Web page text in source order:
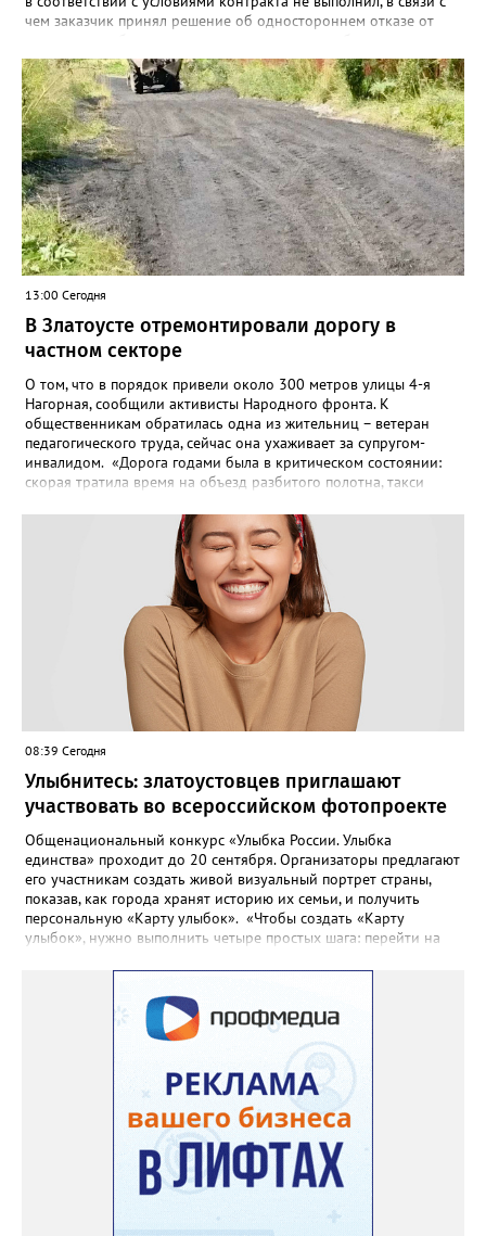
чем заказчик принял решение об одностороннем отказе от
Челябинском УФАС. Антимонопольная служба приняла
решение включить ООО «ПИАЛ» в реестр недобросовестных
поставщиков. В чёрном списке уфимский подрядчик будет два
года.
13:00 Сегодня
В Златоусте отремонтировали дорогу в
частном секторе
О том, что в порядок привели около 300 метров улицы 4-я
Нагорная, сообщили активисты Народного фронта. К
общественникам обратилась одна из жительниц – ветеран
педагогического труда, сейчас она ухаживает за супругом-
инвалидом. «Дорога годами была в критическом состоянии:
скорая тратила время на объезд разбитого полотна, такси
однажды реанимация не смогла добраться до больного.
Жители писали в администрацию города и другие инстанции,
пытались ремонтировать дорогу своими силами – всё тщетно»,
– рассказали в ОНФ. Общественники подчеркнули: именно
они добились, чтобы участок разровняли и отсыпали. Для
этого потребовалось обратиться в мэрию Златоуста.
08:39 Сегодня
Улыбнитесь: златоустовцев приглашают
участвовать во всероссийском фотопроекте
Общенациональный конкурс «Улыбка России. Улыбка
единства» проходит до 20 сентября. Организаторы предлагают
его участникам создать живой визуальный портрет страны,
показав, как города хранят историю их семьи, и получить
персональную «Карту улыбок». «Чтобы создать «Карту
улыбок», нужно выполнить четыре простых шага: перейти на
улыбок»; загрузить фотографию с улыбкой – подойдёт портрет
одного человека, пары, семьи или нескольких поколений в
одном кадре; отметить один или несколько городов,
связанных с историей семьи или важными воспоминаниями;
добавить подписи к городам, кратко объяснив связь с каждым
из них, указать контакты и подтвердить согласие с правилами
проекта», - говорится в инструкции на сайте проекта. ‍Заявка
может быть семейной, а после модерации стать частью
визуального архива проекта. 20 участников обещают
пригласить на итоговую фотосессию в Москве. Персональную
«Карту улыбок», которую можно скачать, сохранить и
опубликовать в социальных сетях, отмечают в оргкомитете,